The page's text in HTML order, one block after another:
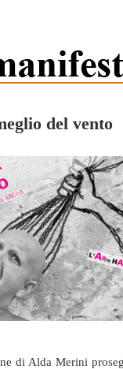
del vento
di Alda Merini